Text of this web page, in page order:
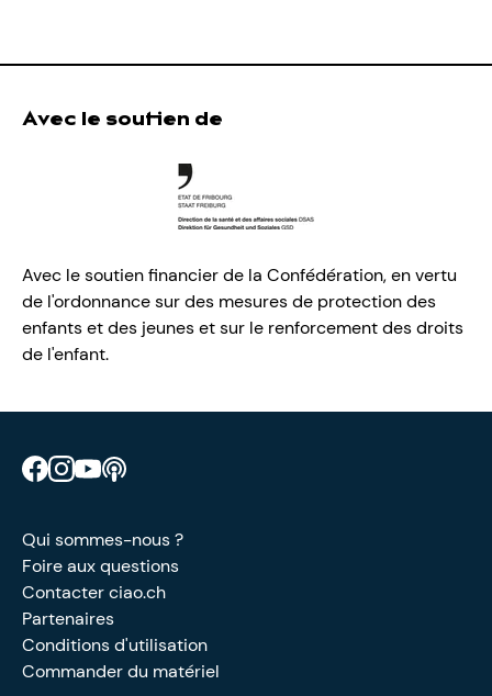
Avec le soutien de
Avec le soutien financier de la Confédération, en vertu
de l'ordonnance sur des mesures de protection des
enfants et des jeunes et sur le renforcement des droits
de l'enfant.
Retrouve CIAO sur Facebook
Retrouve CIAO sur Instagram
Retrouve CIAO sur YouTube
Qui sommes-nous ?
Foire aux questions
Contacter ciao.ch
Partenaires
Conditions d'utilisation
Commander du matériel